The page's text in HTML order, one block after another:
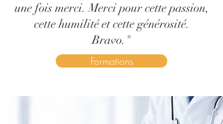
une fois merci. Merci pour cette passion,
cette humilité et cette générosité.
Bravo."
Formations